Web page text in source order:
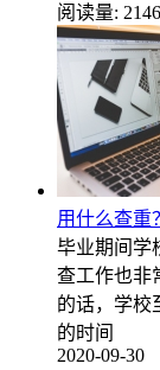
阅读量:
用什么查重？
毕业期间学
查工作也非
的话，学校
的时间
2020-09-30